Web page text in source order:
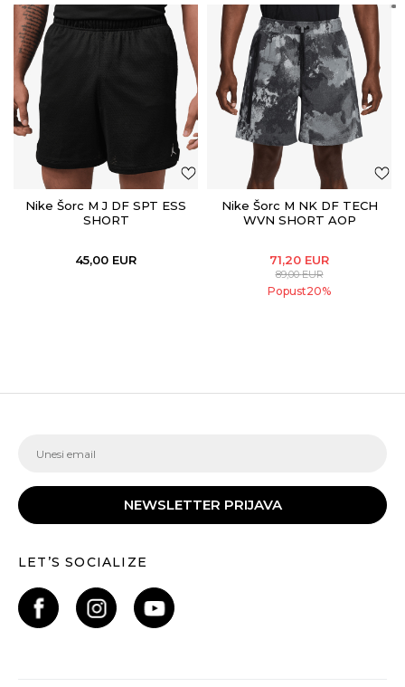
Nike Šorc M J DF SPT ESS
SHORT
45,00 EUR
Nike Šorc M NK DF TECH
WVN SHORT AOP
71,20 EUR
89,00EUR
Popust20%
NEWSLETTER PRIJAVA
LET’S SOCIALIZE